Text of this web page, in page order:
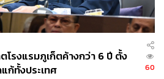
รงการของบริษัทถือเป็นการปรับตัว
ใหม่ที่ต้องการความรวดเร็ว ทัน
พาะตัว ทำให้รูปแบบร้านค้ามีขนาด
ญกับดีไซน์และประสบการณ์มากขึ้น
โรงแรมภูเก็ตค้างกว่า 6 ปี ตั้ง
ก้ทั้งประเทศ
60